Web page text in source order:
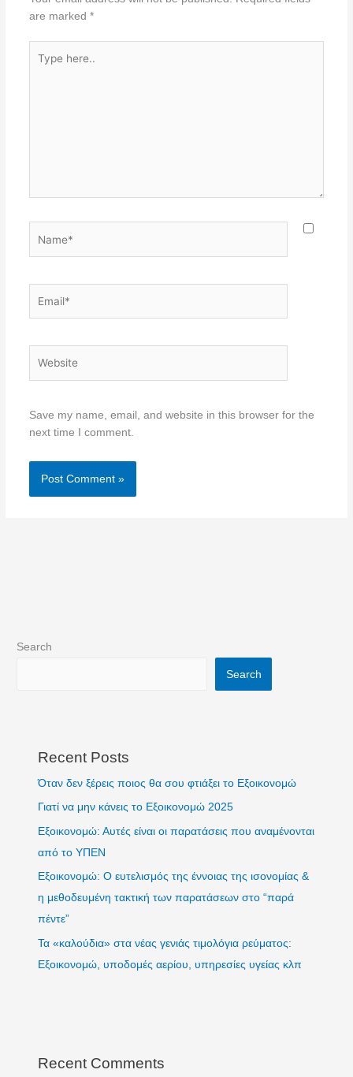
are marked *
here..
Save my name, email, and website in this browser for the
next time I comment.
Search
Search
Recent Posts
Όταν δεν ξέρεις ποιος θα σου φτιάξει το Εξοικονομώ
Γιατί να μην κάνεις το Εξοικονομώ 2025
Εξοικονομώ: Αυτές είναι οι παρατάσεις που αναμένονται
από το ΥΠΕΝ
Εξοικονομώ: Ο ευτελισμός της έννοιας της ισονομίας &
η μεθοδευμένη τακτική των παρατάσεων στο “παρά
πέντε”
Τα «καλούδια» στα νέας γενιάς τιμολόγια ρεύματος:
Εξοικονομώ, υποδομές αερίου, υπηρεσίες υγείας κλπ
Recent Comments